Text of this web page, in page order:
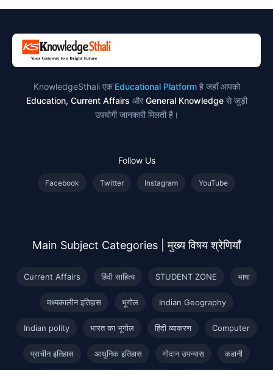
KnowledgeSthali एक Educational Platformहै जहाँ आपको
Education, Current Affairs और General Knowledgeसे जुड़ी
उपयोगी जानकारी मिलती है।
Follow Us
Facebook Twitter Instagram YouTube
Main Subject Categories | मुख्य विषय श्रेणियाँ
Current Affairs हिंदी साहित्य STUDENT ZONE भाषा
मध्यकालीन इतिहास भूगोल Indian Geography
Indian polity भारत का भूगोल हिंदी व्याकरण Computer
प्राचीन इतिहास आधुनिक इतिहास गोदान उपन्यास कहानी